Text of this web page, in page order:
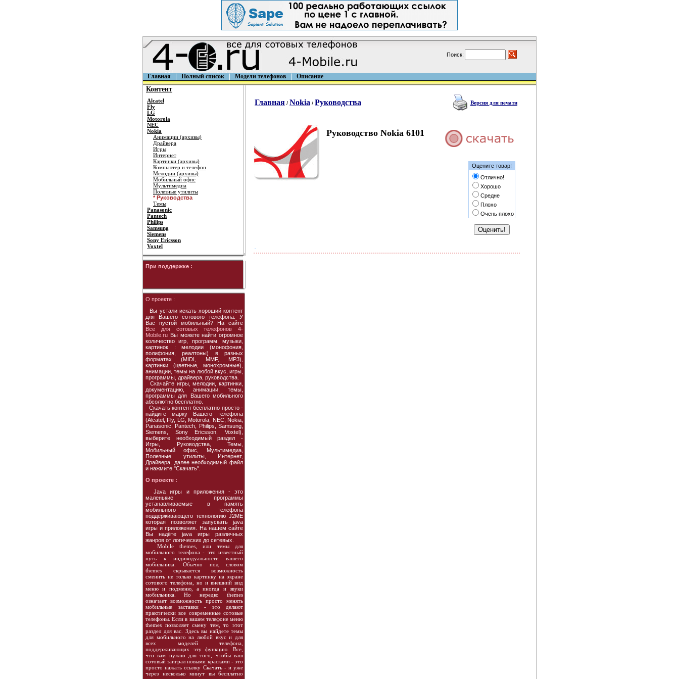
Поиск:
Главная Полный список Модели телефонов Описание
Контент
Alcatel
Fly
LG
Motorola
NEC
Nokia
Анимации (архивы)
Драйвера
Игры
Интернет
Картинки (архивы)
Компьютер и телефон
Мелодии (архивы)
Мобильный офис
Мультимедиа
Полезные утилиты
* Руководства
Темы
Panasonic
Pantech
Philips
Samsung
Siemens
Sony Ericsson
Voxtel
При поддержке :
О проекте :
Вы устали искать хороший контент
для Вашего сотового телефона. У
Вас пустой мобильный? На сайте
Все для сотовых телефонов 4-
Mobile.ru Вы можете найти огромное
количество игр, программ, музыки,
картинок : мелодии (монофония,
полифония, реалтоны) в разных
форматах (MIDI, MMF, MP3),
картинки (цветные, монохромные),
анимации, темы на любой вкус, игры,
программы, драйвера, руководства.
Скачайте игры, мелодии, картинки,
документацию, анимации, темы,
программы для Вашего мобильного
абсолютно бесплатно.
Скачать контент бесплатно просто -
найдите марку Вашего телефона
(Alcatel, Fly, LG, Motorola, NEC, Nokia,
Panasonic, Pantech, Philips, Samsung,
Siemens, Sony Ericsson, Voxtel),
выберите необходимый раздел -
Игры, Руководства, Темы,
Мобильный офис, Мультимедиа,
Полезные утилиты, Интернет,
Драйвера, далее необходимый файл
и нажмите "Скачать".
О проекте :
Java игры и приложения - это
маленькие программы
устанавливаемые в память
мобильного телефона
поддерживающего технологию J2ME
которая позволяет запускать java
игры и приложения. На нашем сайте
Вы надёте java игры различных
жанров от логических до сетевых.
Mobile themes, или темы для
мобильного телефона - это известный
путь к индивидуальности вашего
мобильника. Обычно под словом
themes скрывается возможность
сменить не только картинку на экране
сотового телефона, но и внешний вид
меню и подменю, а иногда и звуки
мобильника. Но нередко themes
означает возможность просто менять
мобильные заставки - это делают
практически все современные сотовые
телефоны. Если в вашем телефоне меню
themes позволяет смену тем, то этот
раздел для вас. Здесь вы найдете темы
для мобильного на любой вкус и для
всех моделей телефона,
поддерживающих эту функцию. Все,
что вам нужно для того, чтобы ваш
сотовый заиграл новыми красками - это
просто нажать ссылку Скачать - и уже
через несколько минут вы бесплатно
Главная / Nokia / Руководства Версия для печати
Руководство Nokia 6101
Оцените товар!
Отлично!
Хорошо
Средне
Плохо
Очень плохо